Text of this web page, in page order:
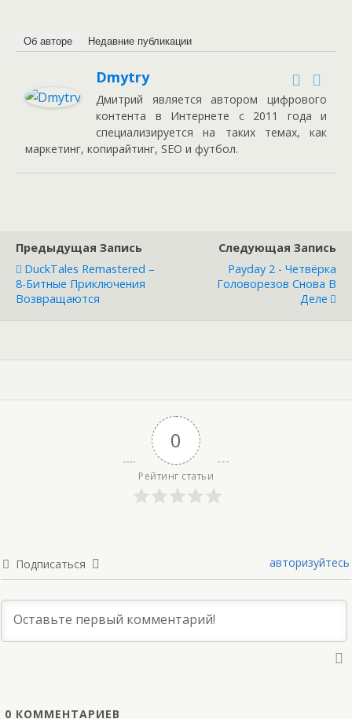
Об авторе Недавние публикации
Dmytry
Дмитрий является автором цифрового
контента в Интернете с 2011 года и
специализируется на таких темах, как
маркетинг, копирайтинг, SEO и футбол.
Предыдущая Запись
DuckTales Remastered –
8-Битные Приключения
Возвращаются
Следующая Запись
Payday 2 - Четвёрка
Головорезов Снова В
Деле
0
Рейтинг статьи
Подписаться авторизуйтесь
0 КОММЕНТАРИЕВ